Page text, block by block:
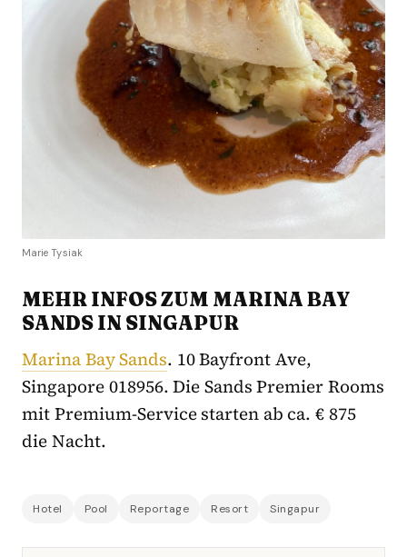
Marie Tysiak
MEHR INFOS ZUM MARINA BAY
SANDS IN SINGAPUR
Marina Bay Sands. 10 Bayfront Ave,
Singapore 018956. Die Sands Premier Rooms
mit Premium-Service starten ab ca. € 875
die Nacht.
Hotel Pool Reportage Resort Singapur